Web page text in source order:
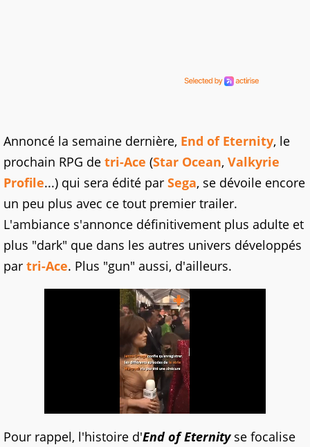
Annoncé la semaine dernière, End of Eternity, le
prochain RPG de tri-Ace (Star Ocean, Valkyrie
Profile...) qui sera édité par Sega, se dévoile encore
un peu plus avec ce tout premier trailer.
L'ambiance s'annonce définitivement plus adulte et
plus "dark" que dans les autres univers développés
par tri-Ace. Plus "gun" aussi, d'ailleurs.
Pour rappel, l'histoire d'End of Eternityse focalise